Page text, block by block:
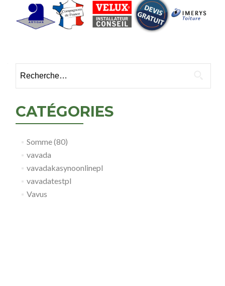
CATÉGORIES
Somme (80)
vavada
vavadakasynoonlinepl
vavadatestpl
Vavus